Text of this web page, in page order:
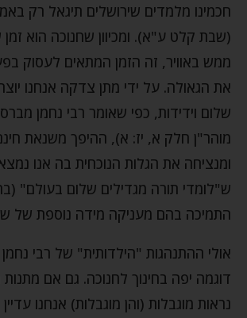
חכמינו מלמדים שירושלים תיגאל רק
(שבת קלט ע"א). ומכיוון שחנוכה הוא
ממש באוויר, זה הזמן המתאים לעסוק
את הגאולה. על ידי מתן צדקה אנחנו
שלום וידידות, כפי שאומר רבי נחמן
מוהר"ן חלק א, יז: א), ההיפך משנאת
ומנציחה את הגלות הנוכחית בה אנו
ש"לומדי תורה מגדילים שלום בעולם"
התמיכה בהם מעניקה מידה נוספת של
אולי ההתנהגות "הילדותית" של רבי
דוגמה יפה בחינוך לחנוכה. גם אם מתנות
נראות מוגבלות (והן מוגבלות) אנחנו עדיין